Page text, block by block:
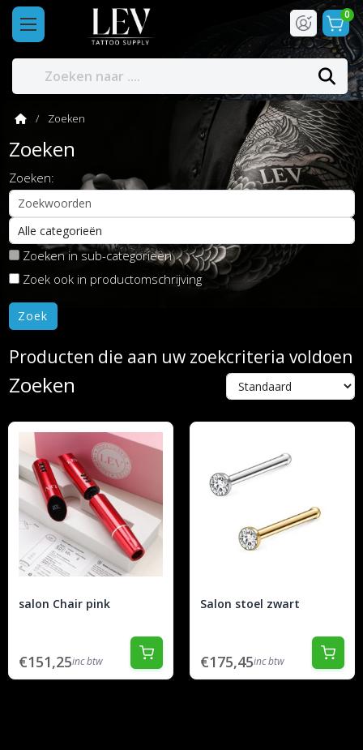
0
Zoeken
Zoeken
Zoeken:
Zoeken in sub-categorieën
Zoek ook in productomschrijving
Producten die aan uw zoekcriteria voldoen
Zoeken
salon Chair pink
€151,25inc btw
Salon stoel zwart
€175,45inc btw